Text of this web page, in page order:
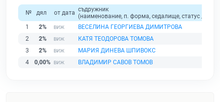
№ дял от дата съдружник
(наименование, п. форма, седалище, статус /
1
2%
ВЕСЕЛИНА ГЕОРГИЕВА ДИМИТРОВА
2
2%
КАТЯ ТЕОДОРОВА ТОМОВА
3
2%
МАРИЯ ДИНЕВА ШПИВОКС
4
0,00% ВЛАДИМИР САВОВ ТОМОВ